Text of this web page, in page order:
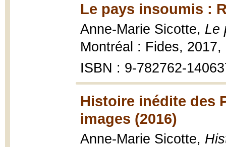
Le pays insoumis :
Anne-Marie Sicotte, Le
Montréal : Fides, 2017,
ISBN : 9-782762-
Histoire inédite des
images (2016)
Anne-Marie Sicotte,